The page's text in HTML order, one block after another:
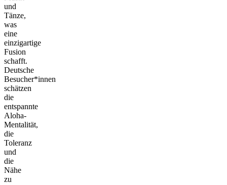
und
Tänze,
was
eine
einzigartige
Fusion
schafft.
Deutsche
Besucher*innen
schätzen
die
entspannte
Aloha-
Mentalität,
die
Toleranz
und
die
Nähe
zu